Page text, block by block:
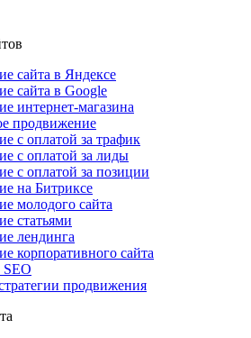
сайта в Яндексе
сайта в Google
интернет-магазина
продвижение
с оплатой за трафик
с оплатой за лиды
с оплатой за позиции
на Битриксе
молодого сайта
статьями
лендинга
корпоративного сайта
SEO
продвижения